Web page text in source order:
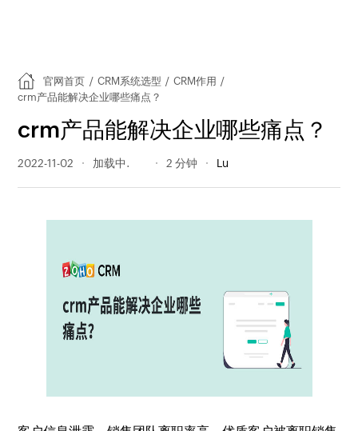
官网首页 / CRM系统选型 / CRM作用 /
crm产品能解决企业哪些痛点？
crm产品能解决企业哪些痛点？
2022-11-02 475 阅读量 2 分钟 Lu